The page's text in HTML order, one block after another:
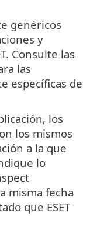
genéricos
y
Consulte las
las
específicas de
los
los mismos
a la que
lo
misma fecha
que ESET